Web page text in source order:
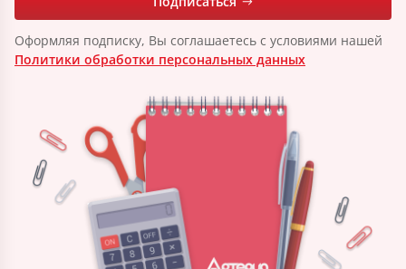
Оформляя подписку, Вы соглашаетесь с условиями нашей
Политики обработки персональных данных